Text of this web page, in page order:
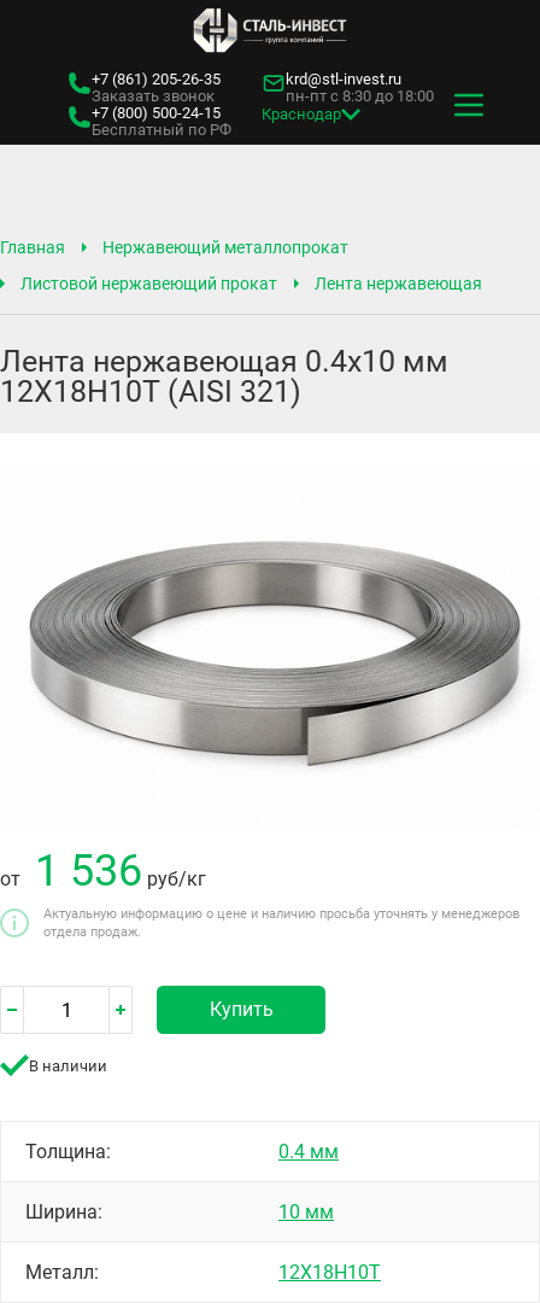
+7 (861) 205-26-35
Заказать звонок
+7 (800) 500-24-15
Бесплатный по РФ
krd@stl-invest.ru
пн-пт с 8:30 до 18:00
Краснодар
Главная
Нержавеющий металлопрокат
Листовой нержавеющий прокат
Лента нержавеющая
Лента нержавеющая 0.4х10 мм
12Х18Н10Т (AISI 321)
от 1 536 руб/кг
Актуальную информацию о цене и наличию просьба уточнять у менеджеров
отдела продаж.
Купить
В наличии
Толщина: 0.4 мм
Ширина: 10 мм
Металл: 12Х18Н10Т